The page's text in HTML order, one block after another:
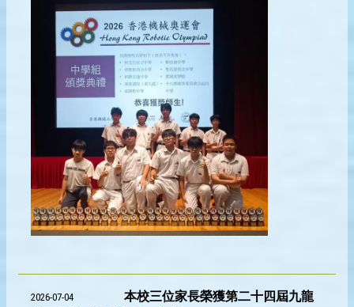
2026-07-04
本校三位家長榮獲第二十四屆九龍